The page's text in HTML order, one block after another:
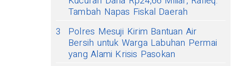
Tambah Napas Fiskal Daerah
3
Polres Mesuji Kirim Bantuan Air
Bersih untuk Warga Labuhan Permai
yang Alami Krisis Pasokan